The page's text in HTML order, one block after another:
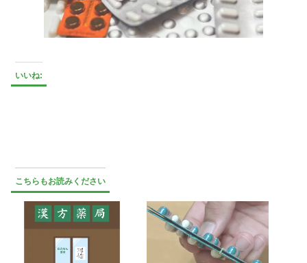
いいね:
こちらもお読みください